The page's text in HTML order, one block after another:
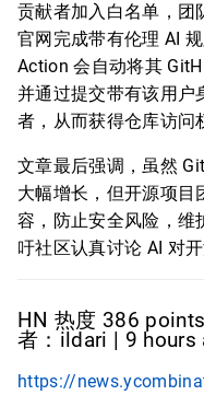
贡献者加入白名单，团
官网完成带有伦理 AI
Action 会自动将其
并通过提交带有该用户
者，从而获得仓库访问
文章最后强调，虽然
大幅增长，但开源项目
容，防止安全风险，维
吁社区认真讨论 AI 对
HN 热度 386
者：ildari | 9 hours
https://